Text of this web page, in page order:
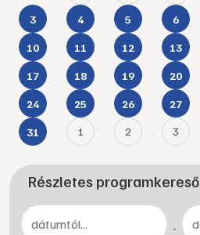
3 4 5 6
10 11 12 13
17 18 19 20
24 25 26 27
31 1 2 3
Részletes programkereső
-